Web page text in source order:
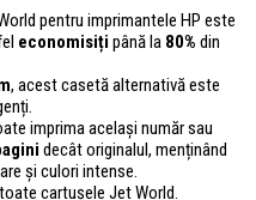
pentru imprimantele HP este
economisiți până la 80% din
, acest casetă alternativă este
imprima același număr sau
decât originalul, menținând
și culori intense.
cartușele Jet World.